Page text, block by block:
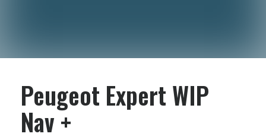
Peugeot Expert WIP
Nav +